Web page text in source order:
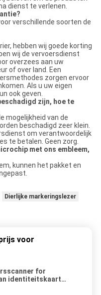
dienst te verlenen.
verschillende soorten de
hebben wij goede korting
wij de vervoersdienst
overzees aan uw
of over land. Een
zorgen ervoor
Als u uw eigen
ook geven.
zijn, hoe te
mogelijkheid van de
beschadigd zeer klein.
om verantwoordelijk
te betalen. Geen zorg.
met ons embleem,
kunnen het pakket en
Dierlijke markeringslezer
voor
for
identiteitskaart